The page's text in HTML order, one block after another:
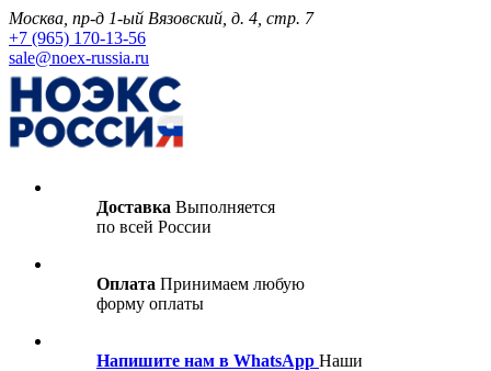
Москва, пр-д 1-ый Вязовский, д. 4, стр. 7
+7 (965) 170-13-56
sale@noex-russia.ru
Доставка Выполняется
по всей России
Оплата Принимаем любую
форму оплаты
Напишите нам в WhatsApp Наши